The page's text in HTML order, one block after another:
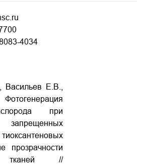
4034
Васильев Е.В.,
при
прозрачности
тканей //